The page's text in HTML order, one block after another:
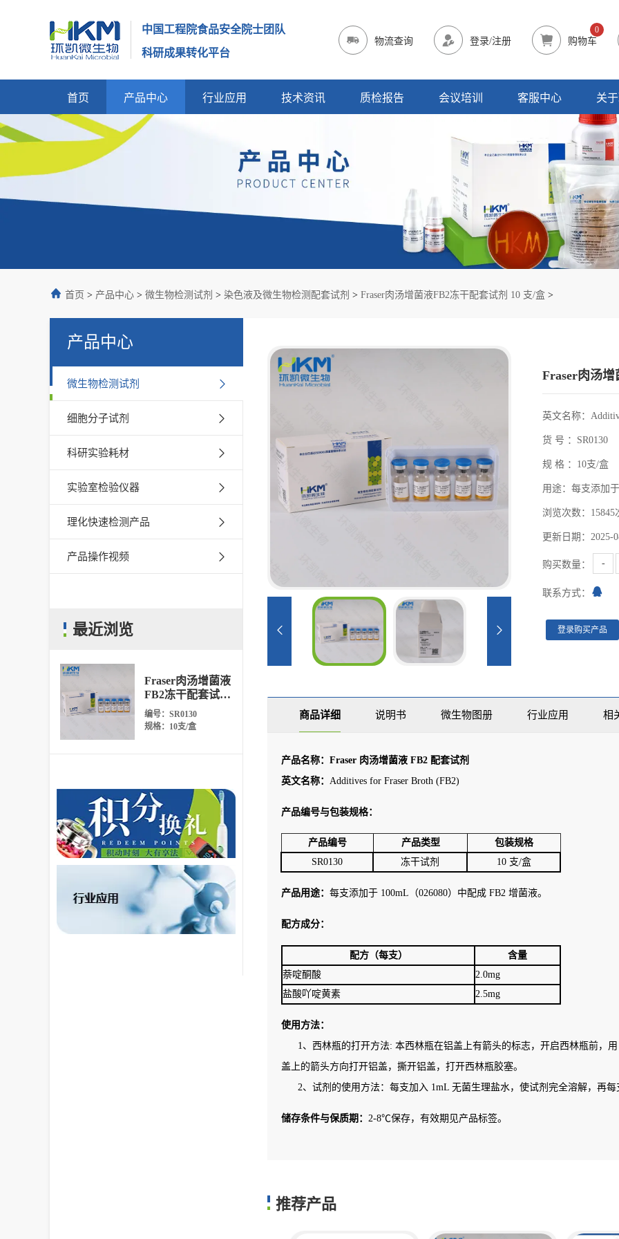
中国工程院食品安全院士团队
科研成果转化平台
物流查询 登录/注册 购物车
0
首页 产品中心 行业应用 技术资讯 质检报告 会议培训 客服中心 关
首页 > 产品中心 > 微生物检测试剂 > 染色液及微生物检测配套试剂 > Fraser肉汤增菌液FB2冻干配套试剂 10 支/盒 >
产品中心
微生物检测试剂
细胞分子试剂
科研实验耗材
实验室检验仪器
理化快速检测产品
产品操作视频
最近浏览
Fraser肉汤增菌液
FB2冻干配套试剂
10 支/盒
编号：SR0130
规格：10支/盒
Fraser肉汤增
英文名称：
货 号 ：SR0130
规 格 ：10支/盒
用途：每支添加
浏览次数：15845
更新日期：2025-
购买数量： -
联系方式：
登录购买产品
商品详细 说明书 微生物图册 行业应用 相
产品名称：Fraser 肉汤增菌液 FB2 配套试剂
英文名称： Additives for Fraser Broth (FB2)
产品编号与包装规格：
产品编号 产品类型
包装规格
SR0130
冻干试剂 10 支/盒
产品用途： 每支添加于 100mL（026080）中配成 FB2 增菌液。
配方成分：
配方（每支）
含量
萘啶酮酸
2.0mg
盐酸吖啶黄素
2.5mg
使用方法：
1、西林瓶的打开方法: 本西林瓶在铝盖上有箭头的标志，开启西林瓶前，
盖上的箭头方向打开铝盖，撕开铝盖，打开西林瓶胶塞。
2、试剂的使用方法：每支加入 1mL 无菌生理盐水，使试剂完全溶解，再每
储存条件与保质期： 2-8℃保存，有效期见产品标签。
推荐产品